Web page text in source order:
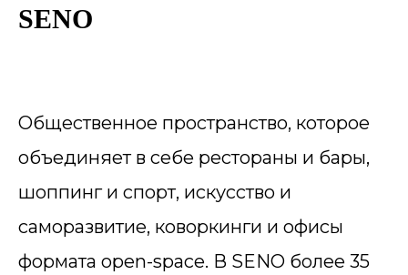
SENO
Общественное пространство, которое
объединяет в себе рестораны и бары,
шоппинг и спорт, искусство и
саморазвитие, коворкинги и офисы
формата open-space. В SENO более 35